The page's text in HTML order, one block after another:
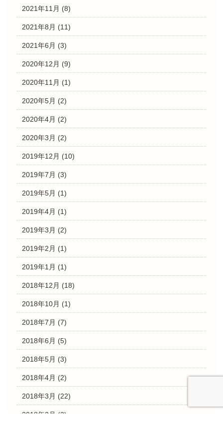
2021年11月 (8)
2021年8月 (11)
2021年6月 (3)
2020年12月 (9)
2020年11月 (1)
2020年5月 (2)
2020年4月 (2)
2020年3月 (2)
2019年12月 (10)
2019年7月 (3)
2019年5月 (1)
2019年4月 (1)
2019年3月 (2)
2019年2月 (1)
2019年1月 (1)
2018年12月 (18)
2018年10月 (1)
2018年7月 (7)
2018年6月 (5)
2018年5月 (3)
2018年4月 (2)
2018年3月 (22)
2018年2月 (2)